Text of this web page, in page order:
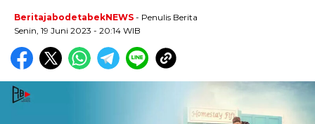
BeritajabodetabekNEWS - Penulis Berita
Senin, 19 Juni 2023 - 20:14 WIB